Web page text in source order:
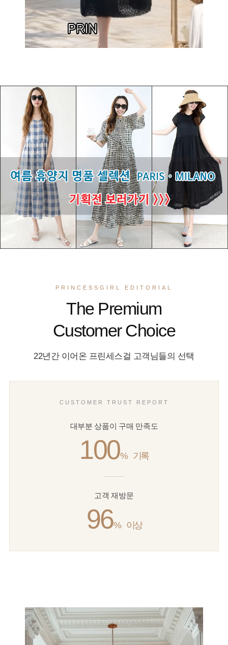
PRINCESSGIRL EDITORIAL
The Premium
Customer Choice
22년간 이어온 프린세스걸 고객님들의 선택
CUSTOMER TRUST REPORT
대부분 상품이 구매 만족도
100% 기록
고객 재방문
96% 이상